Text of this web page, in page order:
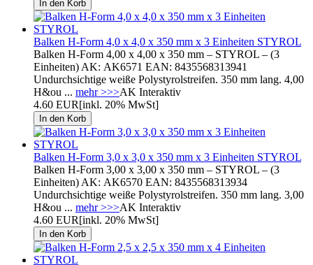
Balken H-Form 4,0 x 4,0 x 350 mm x 3 Einheiten STYROL
Balken H-Form 4,00 x 4,00 x 350 mm – STYROL – (3
Einheiten) AK: AK6571 EAN: 8435568313941
Undurchsichtige weiße Polystyrolstreifen. 350 mm lang. 4,00
H&ou ... mehr >>>AK Interaktiv
4.60 EUR[inkl. 20% MwSt]
Balken H-Form 3,0 x 3,0 x 350 mm x 3 Einheiten STYROL
Balken H-Form 3,00 x 3,00 x 350 mm – STYROL – (3
Einheiten) AK: AK6570 EAN: 8435568313934
Undurchsichtige weiße Polystyrolstreifen. 350 mm lang. 3,00
H&ou ... mehr >>>AK Interaktiv
4.60 EUR[inkl. 20% MwSt]